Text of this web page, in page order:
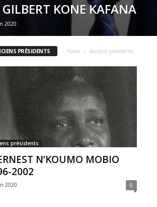
KONE KAFANA
2020
PRÉSIDENTS Home Anciens présidents
présidents
N’KOUMO MOBIO
2002
2020 0